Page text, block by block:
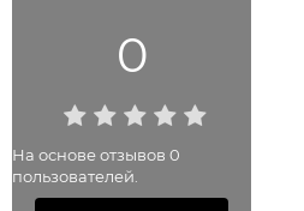
0
На основе отзывов 0
пользователей.